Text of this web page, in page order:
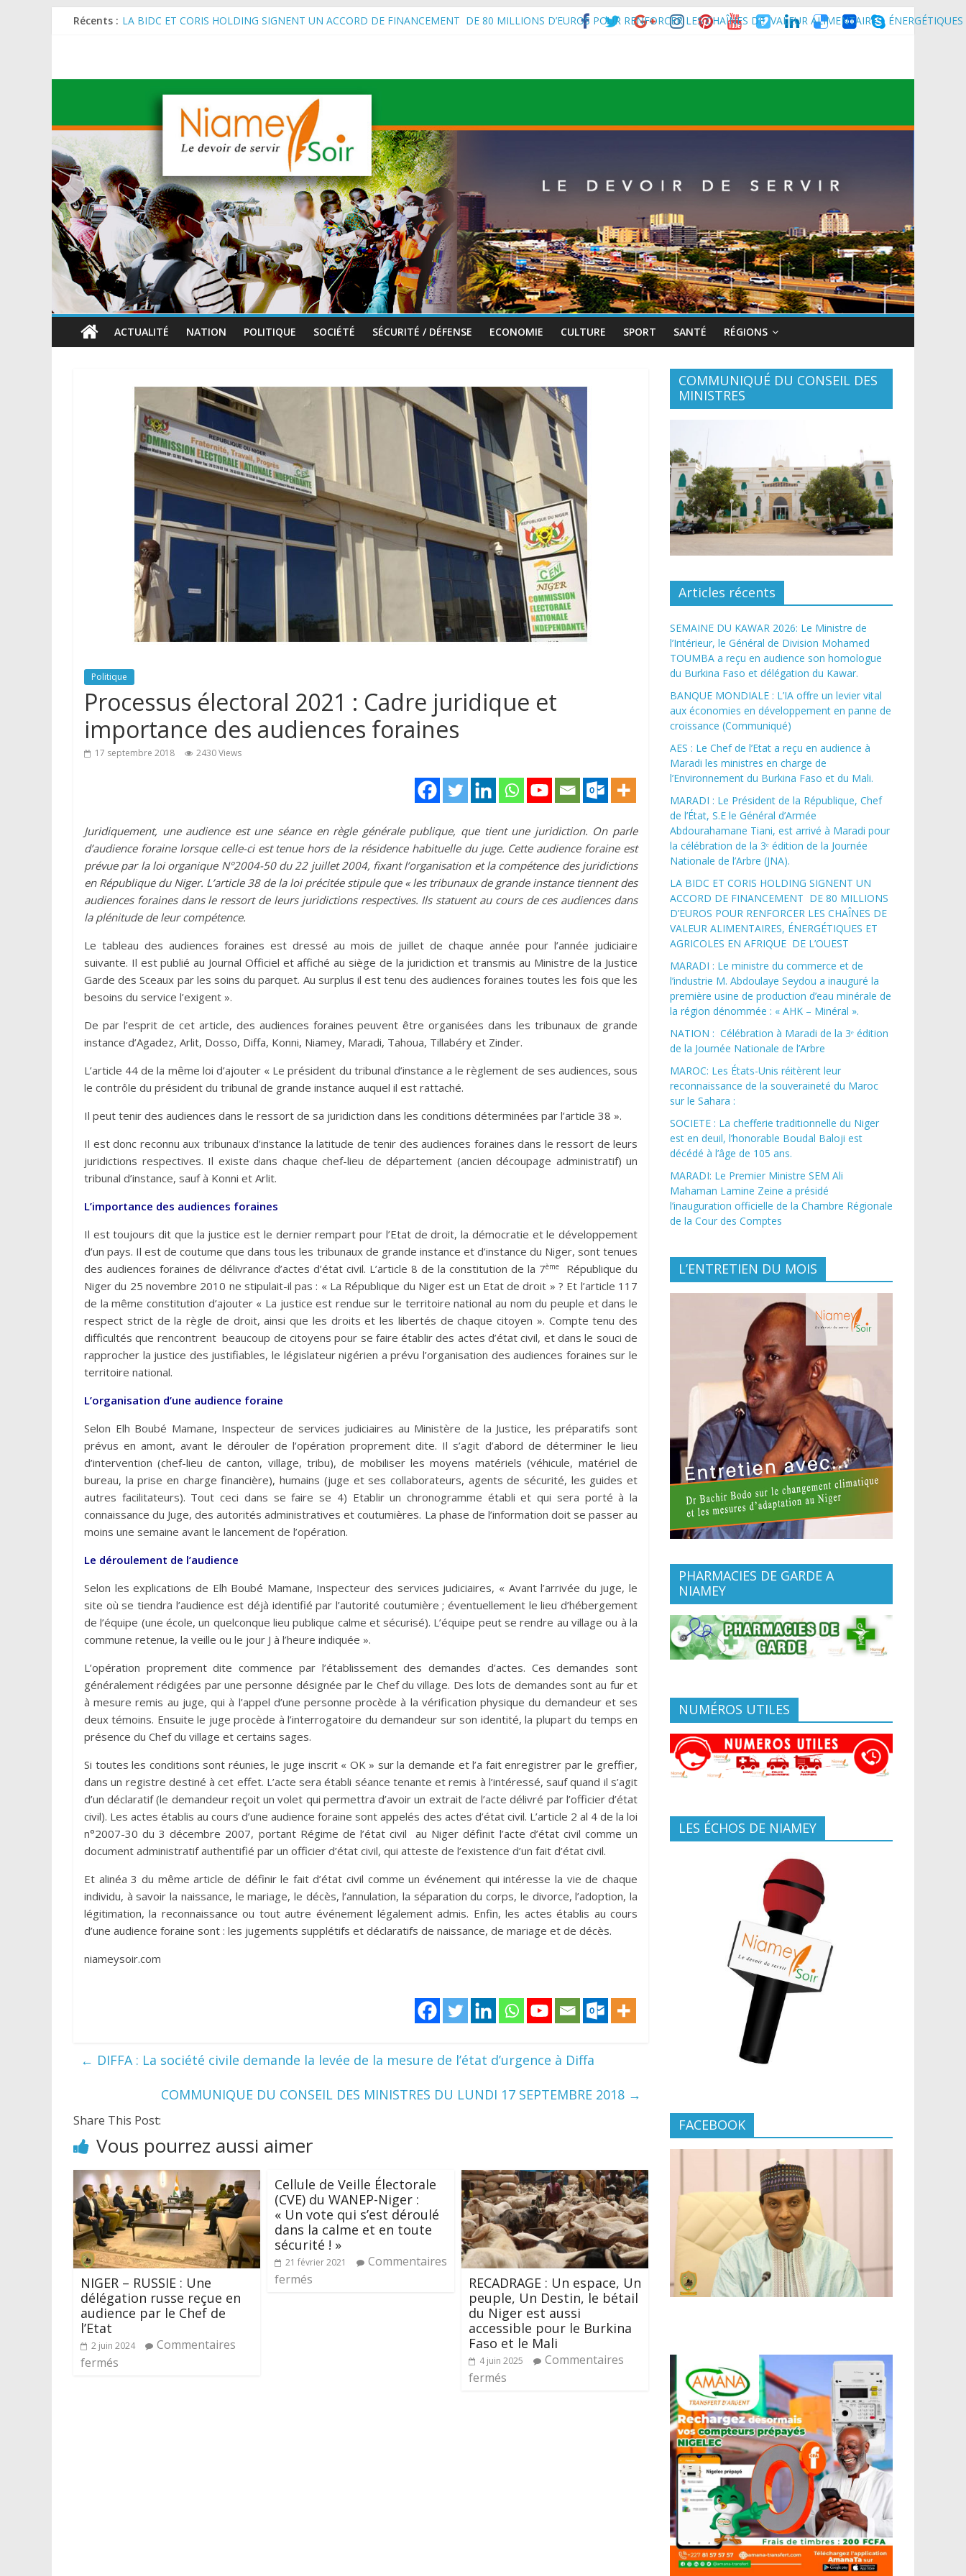
Récents : LA BIDC ET CORIS HOLDING SIGNENT UN ACCORD DE FINANCEMENT DE 80 MILLIONS D’EUROS POUR RENFORCER LES CHAÎNES DE VALEUR ALIMENTAIRES, ÉNERGÉTIQUES
AES : Le Chef de l’Etat a reçu en audience à Maradi les ministres en charge de l’Environnement du Burkina Faso et du Mali.
MARADI : Le Président de la République, Chef de l’État, S.E le Général d’Armée Abdourahamane Tiani, est arrivé à Maradi pour la célébration de la 3ᵉ édition de la Journée Nationale
de l’Arbre (JNA).
ACTUALITÉ NATION POLITIQUE SOCIÉTÉ SÉCURITÉ / DÉFENSE ECONOMIE CULTURE SPORT SANTÉ RÉGIONS
Politique
Processus électoral 2021 : Cadre juridique et
importance des audiences foraines
17 septembre 2018 2430 Views
Juridiquement, une audience est une séance en règle générale publique, que tient une juridiction. On parle
d’audience foraine lorsque celle-ci est tenue hors de la résidence habituelle du juge. Cette audience foraine est
prévue par la loi organique N°2004-50 du 22 juillet 2004, fixant l’organisation et la compétence des juridictions
en République du Niger. L’article 38 de la loi précitée stipule que « les tribunaux de grande instance tiennent des
audiences foraines dans le ressort de leurs juridictions respectives. Ils statuent au cours de ces audiences dans
la plénitude de leur compétence.
Le tableau des audiences foraines est dressé au mois de juillet de chaque année pour l’année judiciaire
suivante. Il est publié au Journal Officiel et affiché au siège de la juridiction et transmis au Ministre de la Justice
Garde des Sceaux par les soins du parquet. Au surplus il est tenu des audiences foraines toutes les fois que les
besoins du service l’exigent ».
De par l’esprit de cet article, des audiences foraines peuvent être organisées dans les tribunaux de grande
instance d’Agadez, Arlit, Dosso, Diffa, Konni, Niamey, Maradi, Tahoua, Tillabéry et Zinder.
L’article 44 de la même loi d’ajouter « Le président du tribunal d’instance a le règlement de ses audiences, sous
le contrôle du président du tribunal de grande instance auquel il est rattaché.
Il peut tenir des audiences dans le ressort de sa juridiction dans les conditions déterminées par l’article 38 ».
Il est donc reconnu aux tribunaux d’instance la latitude de tenir des audiences foraines dans le ressort de leurs
juridictions respectives. Il existe dans chaque chef-lieu de département (ancien découpage administratif) un
tribunal d’instance, sauf à Konni et Arlit.
L’importance des audiences foraines
Il est toujours dit que la justice est le dernier rempart pour l’Etat de droit, la démocratie et le développement
d’un pays. Il est de coutume que dans tous les tribunaux de grande instance et d’instance du Niger, sont tenues
des audiences foraines de délivrance d’actes d’état civil. L’article 8 de la constitution de la 7ème
République du
Niger du 25 novembre 2010 ne stipulait-il pas : « La République du Niger est un Etat de droit » ? Et l’article 117
de la même constitution d’ajouter « La justice est rendue sur le territoire national au nom du peuple et dans le
respect strict de la règle de droit, ainsi que les droits et les libertés de chaque citoyen ». Compte tenu des
difficultés que rencontrent beaucoup de citoyens pour se faire établir des actes d’état civil, et dans le souci de
rapprocher la justice des justifiables, le législateur nigérien a prévu l’organisation des audiences foraines sur le
territoire national.
L’organisation d’une audience foraine
Selon Elh Boubé Mamane, Inspecteur de services judiciaires au Ministère de la Justice, les préparatifs sont
prévus en amont, avant le dérouler de l’opération proprement dite. Il s’agit d’abord de déterminer le lieu
d’intervention (chef-lieu de canton, village, tribu), de mobiliser les moyens matériels (véhicule, matériel de
bureau, la prise en charge financière), humains (juge et ses collaborateurs, agents de sécurité, les guides et
autres facilitateurs). Tout ceci dans se faire se 4) Etablir un chronogramme établi et qui sera porté à la
connaissance du Juge, des autorités administratives et coutumières. La phase de l’information doit se passer au
moins une semaine avant le lancement de l’opération.
Le déroulement de l’audience
Selon les explications de Elh Boubé Mamane, Inspecteur des services judiciaires, « Avant l’arrivée du juge, le
site où se tiendra l’audience est déjà identifié par l’autorité coutumière ; éventuellement le lieu d’hébergement
de l’équipe (une école, un quelconque lieu publique calme et sécurisé). L’équipe peut se rendre au village ou à la
commune retenue, la veille ou le jour J à l’heure indiquée ».
L’opération proprement dite commence par l’établissement des demandes d’actes. Ces demandes sont
généralement rédigées par une personne désignée par le Chef du village. Des lots de demandes sont au fur et
à mesure remis au juge, qui à l’appel d’une personne procède à la vérification physique du demandeur et ses
deux témoins. Ensuite le juge procède à l’interrogatoire du demandeur sur son identité, la plupart du temps en
présence du Chef du village et certains sages.
Si toutes les conditions sont réunies, le juge inscrit « OK » sur la demande et l’a fait enregistrer par le greffier,
dans un registre destiné à cet effet. L’acte sera établi séance tenante et remis à l’intéressé, sauf quand il s’agit
d’un déclaratif (le demandeur reçoit un volet qui permettra d’avoir un extrait de l’acte délivré par l’officier d’état
civil). Les actes établis au cours d’une audience foraine sont appelés des actes d’état civil. L’article 2 al 4 de la loi
n°2007-30 du 3 décembre 2007, portant Régime de l’état civil au Niger définit l’acte d’état civil comme un
document administratif authentifié par un officier d’état civil, qui atteste de l’existence d’un fait d’état civil.
Et alinéa 3 du même article de définir le fait d’état civil comme un événement qui intéresse la vie de chaque
individu, à savoir la naissance, le mariage, le décès, l’annulation, la séparation du corps, le divorce, l’adoption, la
légitimation, la reconnaissance ou tout autre événement légalement admis. Enfin, les actes établis au cours
d’une audience foraine sont : les jugements supplétifs et déclaratifs de naissance, de mariage et de décès.
niameysoir.com
← DIFFA : La société civile demande la levée de la mesure de l’état d’urgence à Diffa
COMMUNIQUE DU CONSEIL DES MINISTRES DU LUNDI 17 SEPTEMBRE 2018 →
Share This Post:
Vous pourrez aussi aimer
NIGER – RUSSIE : Une
délégation russe reçue en
audience par le Chef de
l’Etat
2 juin 2024
Commentaires
fermés
Cellule de Veille Électorale
(CVE) du WANEP-Niger :
« Un vote qui s’est déroulé
dans la calme et en toute
sécurité ! »
21 février 2021
Commentaires
fermés
RECADRAGE : Un espace, Un
peuple, Un Destin, le bétail
du Niger est aussi
accessible pour le Burkina
Faso et le Mali
4 juin 2025
Commentaires
fermés
COMMUNIQUÉ DU CONSEIL DES
MINISTRES
Articles récents
SEMAINE DU KAWAR 2026: Le Ministre de
l’Intérieur, le Général de Division Mohamed
TOUMBA a reçu en audience son homologue
du Burkina Faso et délégation du Kawar.
BANQUE MONDIALE : L’IA offre un levier vital
aux économies en développement en panne de
croissance (Communiqué)
AES : Le Chef de l’Etat a reçu en audience à
Maradi les ministres en charge de
l’Environnement du Burkina Faso et du Mali.
MARADI : Le Président de la République, Chef
de l’État, S.E le Général d’Armée
Abdourahamane Tiani, est arrivé à Maradi pour
la célébration de la 3ᵉ édition de la Journée
Nationale de l’Arbre (JNA).
LA BIDC ET CORIS HOLDING SIGNENT UN
ACCORD DE FINANCEMENT DE 80 MILLIONS
D’EUROS POUR RENFORCER LES CHAÎNES DE
VALEUR ALIMENTAIRES, ÉNERGÉTIQUES ET
AGRICOLES EN AFRIQUE DE L’OUEST
MARADI : Le ministre du commerce et de
l’industrie M. Abdoulaye Seydou a inauguré la
première usine de production d’eau minérale de
la région dénommée : « AHK – Minéral ».
NATION : Célébration à Maradi de la 3ᵉ édition
de la Journée Nationale de l’Arbre
MAROC: Les États-Unis réitèrent leur
reconnaissance de la souveraineté du Maroc
sur le Sahara :
SOCIETE : La chefferie traditionnelle du Niger
est en deuil, l’honorable Boudal Baloji est
décédé à l’âge de 105 ans.
MARADI: Le Premier Ministre SEM Ali
Mahaman Lamine Zeine a présidé
l’inauguration officielle de la Chambre Régionale
de la Cour des Comptes
L’ENTRETIEN DU MOIS
PHARMACIES DE GARDE A
NIAMEY
NUMÉROS UTILES
LES ÉCHOS DE NIAMEY
FACEBOOK